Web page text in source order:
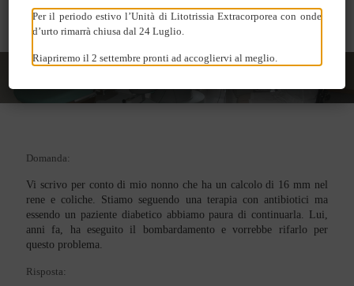
ANTIBIOTICI
Domanda:
Vi scrivo per conto di mio nonno che ha un calcolo di 16 mm nel
rene e coliche. Stiamo seguendo una terapia con antibiotici ma
essendo un paziente diabetico abbiamo paura di continuarla. Lui,
anni fa, ha eseguito il bombardamento e vorrebbe rifarlo per
questo problema.
Risposta:
Per il periodo estivo l’Unità di Litotrissia Extracorporea con onde
d’urto rimarrà chiusa dal 24 Luglio.
Riapriremo il 2 settembre pronti ad accogliervi al meglio.
acconsenti all’uso dei cookie.